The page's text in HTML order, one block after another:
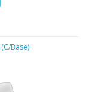
Base)